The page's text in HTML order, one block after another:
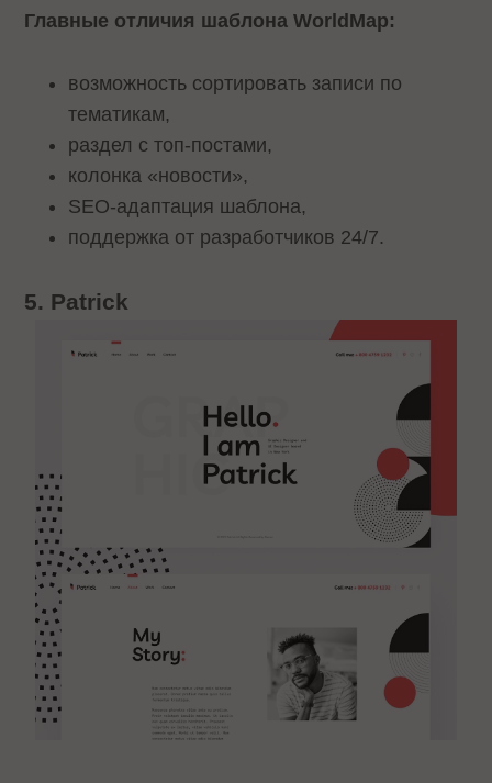
Главные отличия шаблона WorldMap:
возможность сортировать записи по
тематикам,
раздел с топ-постами,
колонка «новости»,
SEO-адаптация шаблона,
поддержка от разработчиков 24/7.
5. Patrick